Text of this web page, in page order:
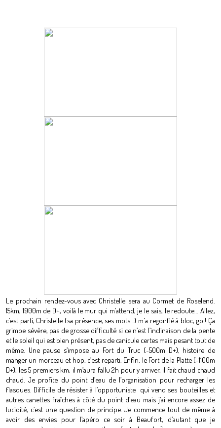
Le prochain rendez-vous avec Christelle sera au Cormet de Roselend.
15km, 1900m de D+, voilà le mur qui m’attend, je le sais, le redoute… Allez,
c’est parti, Christelle (sa présence, ses mots…) m'a regonflé à bloc, go ! Ça
grimpe sévère, pas de grosse difficulté si ce n’est l’inclinaison de la pente
et le soleil qui est bien présent, pas de canicule certes mais pesant tout de
même. Une pause s’impose au Fort du Truc (~500m D+), histoire de
manger un morceau et hop, c’est reparti. Enfin, le Fort de la Platte (~1100m
D+), les 5 premiers km, il m’aura fallu 2h pour y arriver, il fait chaud chaud
chaud. Je profite du point d’eau de l’organisation pour recharger les
flasques. Difficile de résister à l’opportuniste qui vend ses bouteilles et
autres canettes fraîches à côté du point d’eau mais j’ai encore assez de
lucidité, c’est une question de principe. Je commence tout de même à
avoir des envies pour l’apéro ce soir à Beaufort, d’autant que je